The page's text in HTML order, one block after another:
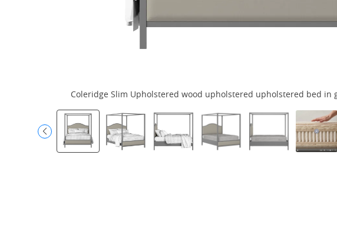
Coleridge Slim Upholstered wood upholstered upholstered bed in